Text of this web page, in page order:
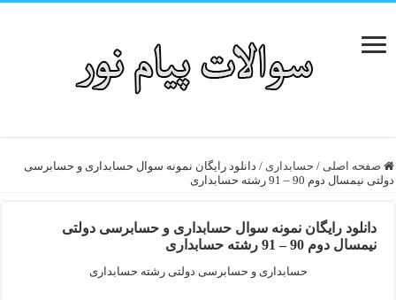
صفحه اصلی / حسابداری / دانلود رایگان نمونه سوال حسابداری و حسابرسی
دولتی نیمسال دوم 90 – 91 رشته حسابداری
دانلود رایگان نمونه سوال حسابداری و حسابرسی دولتی
نیمسال دوم 90 – 91 رشته حسابداری
حسابداری و حسابرسی دولتی رشته حسابداری